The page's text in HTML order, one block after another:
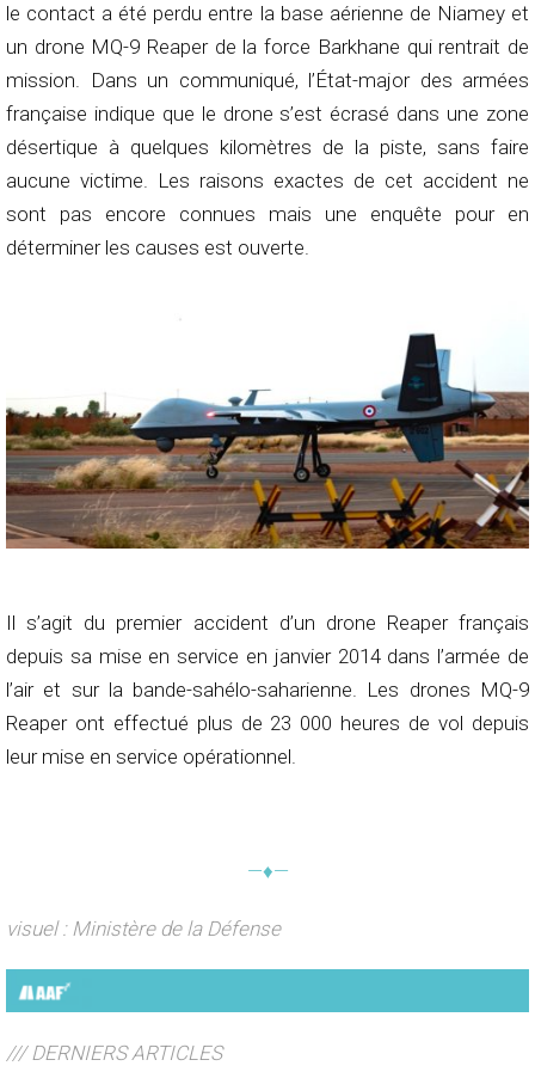
le contact a été perdu entre la base aérienne de Niamey et
un drone MQ-9 Reaper de la force Barkhane qui rentrait de
mission. Dans un communiqué, l’État-major des armées
française indique que le drone s’est écrasé dans une zone
désertique à quelques kilomètres de la piste, sans faire
aucune victime. Les raisons exactes de cet accident ne
sont pas encore connues mais une enquête pour en
déterminer les causes est ouverte.
Il s’agit du premier accident d’un drone Reaper français
depuis sa mise en service en janvier 2014 dans l’armée de
l’air et sur la bande-sahélo-saharienne. Les drones MQ-9
Reaper ont effectué plus de 23 000 heures de vol depuis
leur mise en service opérationnel.
—♦—
visuel : Ministère de la Défense
/// DERNIERS ARTICLES